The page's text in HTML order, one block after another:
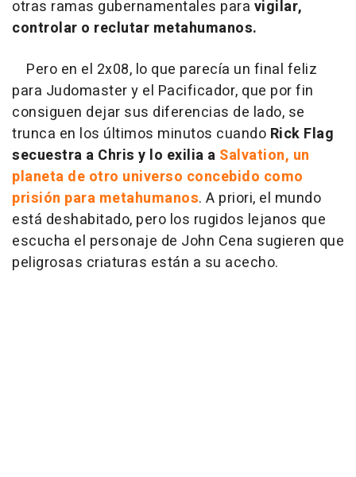
otras ramas gubernamentales para vigilar,
controlar o reclutar metahumanos.
Pero en el 2x08, lo que parecía un final feliz
para Judomaster y el Pacificador, que por fin
consiguen dejar sus diferencias de lado, se
trunca en los últimos minutos cuando Rick Flag
secuestra a Chris y lo exilia a Salvation, un
planeta de otro universo concebido como
prisión para metahumanos. A priori, el mundo
está deshabitado, pero los rugidos lejanos que
escucha el personaje de John Cena sugieren que
peligrosas criaturas están a su acecho.